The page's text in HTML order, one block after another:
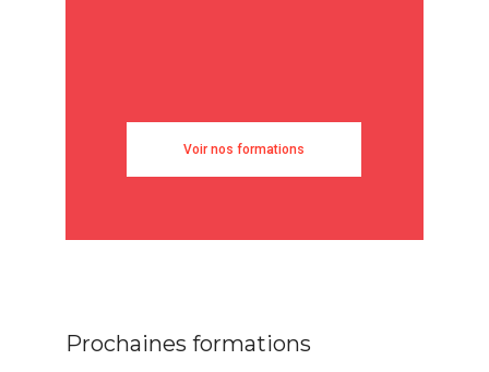
Voir nos formations
Prochaines formations